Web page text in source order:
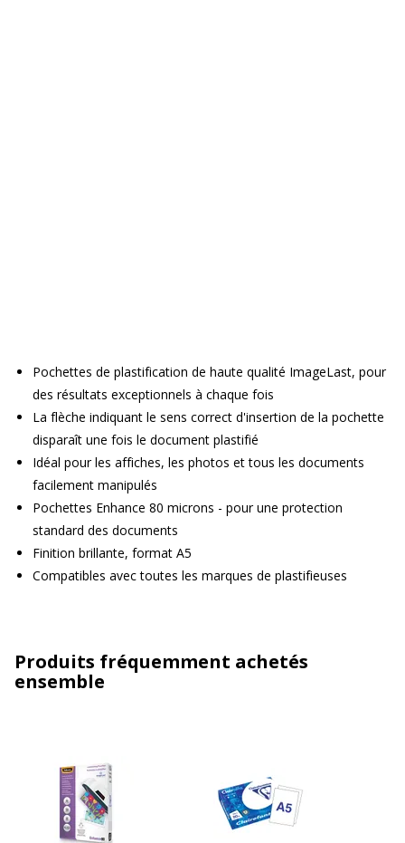
Pochettes de plastification de haute qualité ImageLast, pour
des résultats exceptionnels à chaque fois
La flèche indiquant le sens correct d'insertion de la pochette
disparaît une fois le document plastifié
Idéal pour les affiches, les photos et tous les documents
facilement manipulés
Pochettes Enhance 80 microns - pour une protection
standard des documents
Finition brillante, format A5
Compatibles avec toutes les marques de plastifieuses
Produits fréquemment achetés
ensemble